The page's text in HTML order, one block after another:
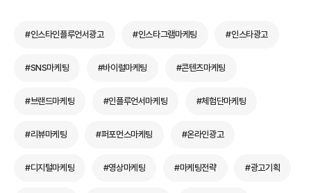
#인스타인플루언서광고 #인스타그램마케팅 #인스타광고
#SNS마케팅 #바이럴마케팅 #콘텐츠마케팅
#브랜드마케팅 #인플루언서마케팅 #체험단마케팅
#리뷰마케팅 #퍼포먼스마케팅 #온라인광고
#디지털마케팅 #영상마케팅 #마케팅전략 #광고기획